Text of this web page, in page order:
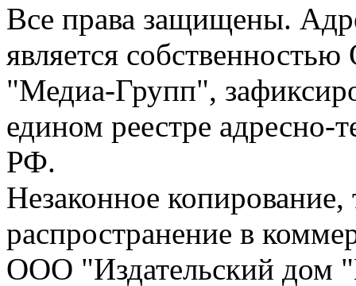
Все права защищены.
является
"Медиа-Групп",
едином реестре адресно-
РФ.
Незаконное
распространение в
ООО "Издательский дом